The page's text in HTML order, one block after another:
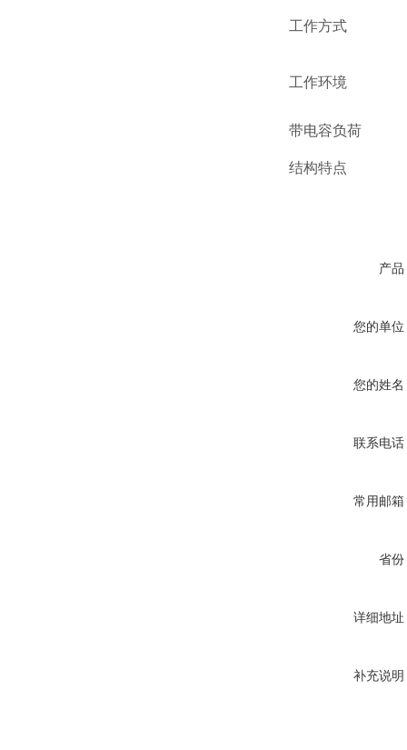
工作方式
工作环境
带电容负荷
结构特点
产品
您的单位
您的姓名
联系电话
常用邮箱
省份
详细地址
补充说明